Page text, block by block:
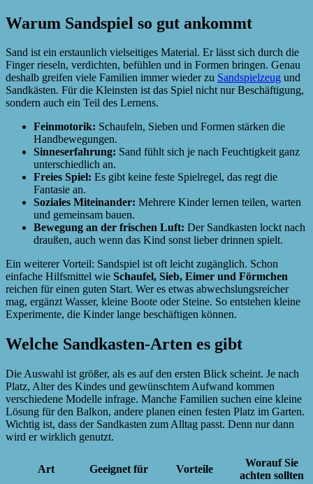
Warum Sandspiel so gut ankommt
Sand ist ein erstaunlich vielseitiges Material. Er lässt sich durch die
Finger rieseln, verdichten, befühlen und in Formen bringen. Genau
deshalb greifen viele Familien immer wieder zu Sandspielzeug und
Sandkästen. Für die Kleinsten ist das Spiel nicht nur Beschäftigung,
sondern auch ein Teil des Lernens.
Feinmotorik: Schaufeln, Sieben und Formen stärken die
Handbewegungen.
Sinneserfahrung: Sand fühlt sich je nach Feuchtigkeit ganz
unterschiedlich an.
Freies Spiel: Es gibt keine feste Spielregel, das regt die
Fantasie an.
Soziales Miteinander: Mehrere Kinder lernen teilen, warten
und gemeinsam bauen.
Bewegung an der frischen Luft: Der Sandkasten lockt nach
draußen, auch wenn das Kind sonst lieber drinnen spielt.
Ein weiterer Vorteil: Sandspiel ist oft leicht zugänglich. Schon
einfache Hilfsmittel wie Schaufel, Sieb, Eimer und Förmchen
reichen für einen guten Start. Wer es etwas abwechslungsreicher
mag, ergänzt Wasser, kleine Boote oder Steine. So entstehen kleine
Experimente, die Kinder lange beschäftigen können.
Welche Sandkasten-Arten es gibt
Die Auswahl ist größer, als es auf den ersten Blick scheint. Je nach
Platz, Alter des Kindes und gewünschtem Aufwand kommen
verschiedene Modelle infrage. Manche Familien suchen eine kleine
Lösung für den Balkon, andere planen einen festen Platz im Garten.
Wichtig ist, dass der Sandkasten zum Alltag passt. Denn nur dann
wird er wirklich genutzt.
Art Geeignet für Vorteile
Worauf Sie
achten sollten